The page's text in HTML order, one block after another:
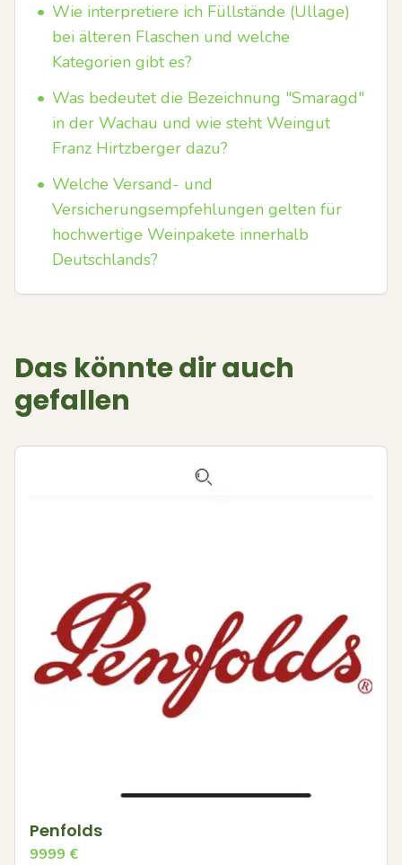
• Wie interpretiere ich Füllstände (Ullage)
bei älteren Flaschen und welche
Kategorien gibt es?
• Was bedeutet die Bezeichnung "Smaragd"
in der Wachau und wie steht Weingut
Franz Hirtzberger dazu?
• Welche Versand- und
Versicherungsempfehlungen gelten für
hochwertige Weinpakete innerhalb
Deutschlands?
Das könnte dir auch
gefallen
Penfolds
9999 €